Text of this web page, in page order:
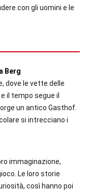
con gli uomini e le
Berg
dove le vette delle
il tempo segue il
un antico Gasthof.
si intrecciano i
immaginazione,
Le loro storie
così hanno poi